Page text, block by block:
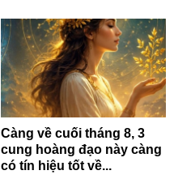
Càng về cuối tháng 8, 3
cung hoàng đạo này càng
có tín hiệu tốt về...